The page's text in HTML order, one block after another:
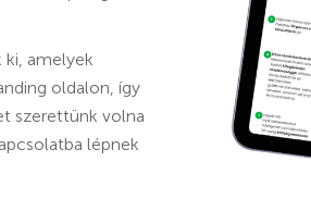
ki, amelyek
oldalon, így
szerettünk volna
lépnek